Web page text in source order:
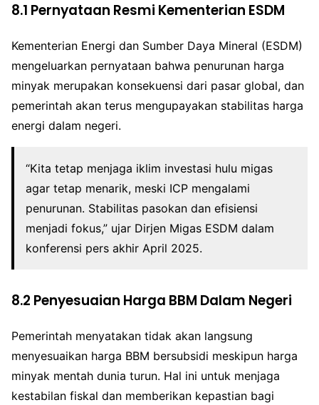
8.1 Pernyataan Resmi Kementerian ESDM
Kementerian Energi dan Sumber Daya Mineral (ESDM)
mengeluarkan pernyataan bahwa penurunan harga
minyak merupakan konsekuensi dari pasar global, dan
pemerintah akan terus mengupayakan stabilitas harga
energi dalam negeri.
“Kita tetap menjaga iklim investasi hulu migas
agar tetap menarik, meski ICP mengalami
penurunan. Stabilitas pasokan dan efisiensi
menjadi fokus,” ujar Dirjen Migas ESDM dalam
konferensi pers akhir April 2025.
8.2 Penyesuaian Harga BBM Dalam Negeri
Pemerintah menyatakan tidak akan langsung
menyesuaikan harga BBM bersubsidi meskipun harga
minyak mentah dunia turun. Hal ini untuk menjaga
kestabilan fiskal dan memberikan kepastian bagi